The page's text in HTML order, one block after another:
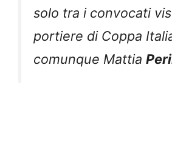
solo tra i convocati
portiere di Coppa
comunque Mattia